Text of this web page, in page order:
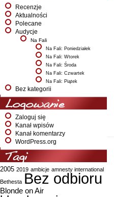
Recenzje
Aktualności
Polecane
Audycje
Na Fali
Na Fali: Poniedziałek
Na Fali: Wtorek
Na Fali: Środa
Na Fali: Czwartek
Na Fali: Piątek
Bez kategorii
Logowanie
Zaloguj się
Kanał wpisów
Kanał komentarzy
WordPress.org
Tagi
2005 2019 ambicje amnesty international
Bethesta Bez odbioru
Blonde on Air